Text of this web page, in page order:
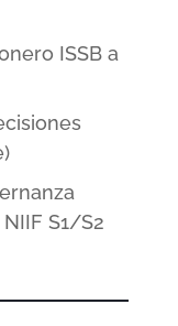
ISSB a
S1/S2